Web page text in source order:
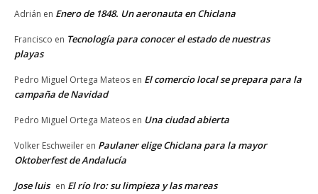
Adrián en Enero de 1848. Un aeronauta en Chiclana
Francisco en Tecnología para conocer el estado de nuestras
playas
Pedro Miguel Ortega Mateos en El comercio local se prepara para la
campaña de Navidad
Pedro Miguel Ortega Mateos en Una ciudad abierta
Volker Eschweiler en Paulaner elige Chiclana para la mayor
Oktoberfest de Andalucía
Jose luis en El río Iro: su limpieza y las mareas